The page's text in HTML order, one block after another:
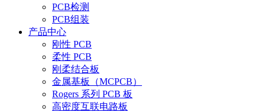
PCB检测
PCB组装
产品中心
刚性 PCB
柔性 PCB
刚柔结合板
金属基板（MCPCB）
Rogers 系列 PCB 板
高密度互联电路板